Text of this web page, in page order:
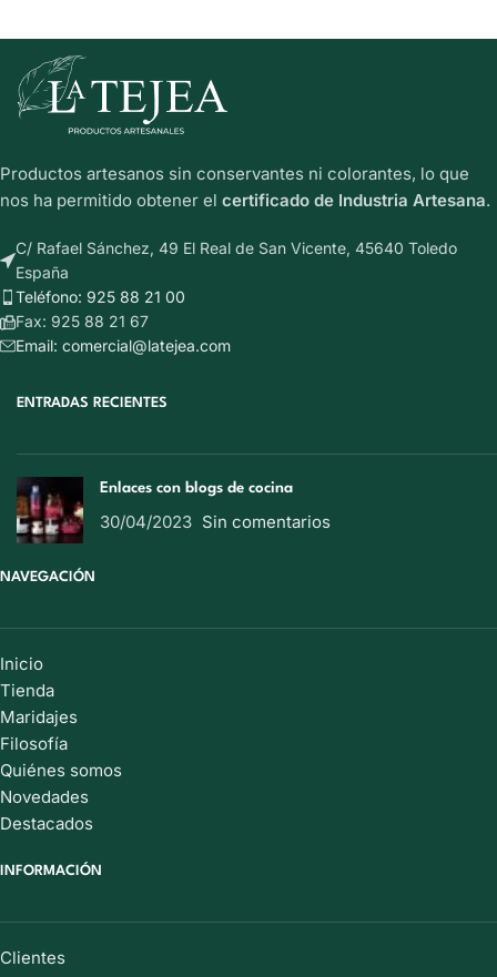
Productos artesanos sin conservantes ni colorantes, lo que
nos ha permitido obtener el certificado de Industria Artesana.
C/ Rafael Sánchez, 49 El Real de San Vicente, 45640 Toledo
España
Teléfono: 925 88 21 00
Fax: 925 88 21 67
Email: comercial@latejea.com
ENTRADAS RECIENTES
Enlaces con blogs de cocina
30/04/2023 Sin comentarios
NAVEGACIÓN
Inicio
Tienda
Maridajes
Filosofía
Quiénes somos
Novedades
Destacados
INFORMACIÓN
Clientes